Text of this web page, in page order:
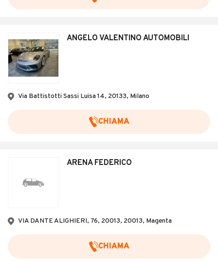
ANGELO VALENTINO AUTOMOBILI
Via Battistotti Sassi Luisa 14, 20133, Milano
CHIAMA
ARENA FEDERICO
VIA DANTE ALIGHIERI, 76, 20013, 20013, Magenta
CHIAMA